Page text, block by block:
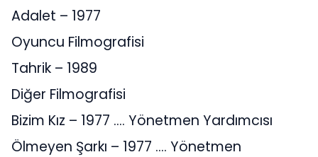
Adalet – 1977
Oyuncu Filmografisi
Tahrik – 1989
Diğer Filmografisi
Bizim Kız – 1977 …. Yönetmen Yardımcısı
Ölmeyen Şarkı – 1977 …. Yönetmen